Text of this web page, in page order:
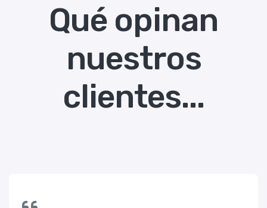
Qué opinan
nuestros
clientes...